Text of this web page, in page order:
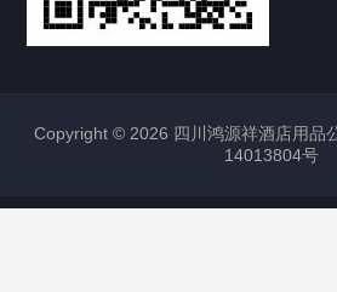
Copyright © 2026 四川鸿源祥酒店用品
14013804号